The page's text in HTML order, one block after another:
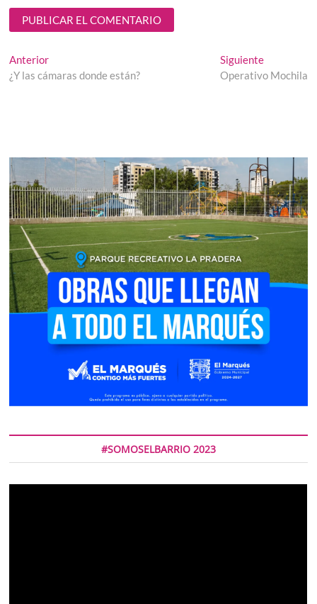
Navegación
de
AnteriorEntrada
anterior:
¿Y las cámaras donde están?
SiguienteEntrada
siguiente:
Operativo Mochila
#SOMOSELBARRIO 2023